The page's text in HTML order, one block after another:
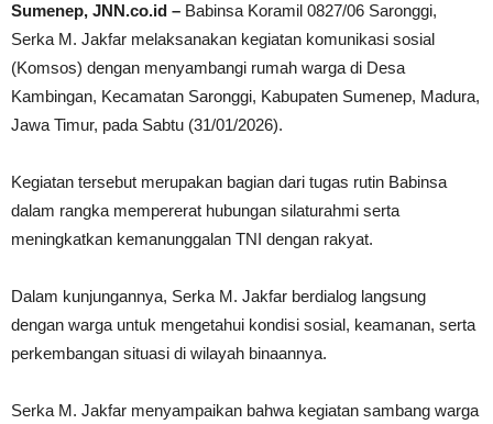
Sumenep, JNN.co.id – Babinsa Koramil 0827/06 Saronggi,
Serka M. Jakfar melaksanakan kegiatan komunikasi sosial
(Komsos) dengan menyambangi rumah warga di Desa
Kambingan, Kecamatan Saronggi, Kabupaten Sumenep, Madura,
Jawa Timur, pada Sabtu (31/01/2026).
Kegiatan tersebut merupakan bagian dari tugas rutin Babinsa
dalam rangka mempererat hubungan silaturahmi serta
meningkatkan kemanunggalan TNI dengan rakyat.
Dalam kunjungannya, Serka M. Jakfar berdialog langsung
dengan warga untuk mengetahui kondisi sosial, keamanan, serta
perkembangan situasi di wilayah binaannya.
Serka M. Jakfar menyampaikan bahwa kegiatan sambang warga